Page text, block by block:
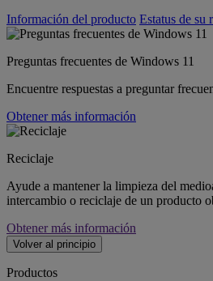
Información del producto Estatus de su
Preguntas frecuentes de Windows 11
Encuentre respuestas a preguntar
Obtener más información
Reciclaje
Ayude a mantener la limpieza del
intercambio o reciclaje de un producto
Obtener más información
Volver al principio
Productos